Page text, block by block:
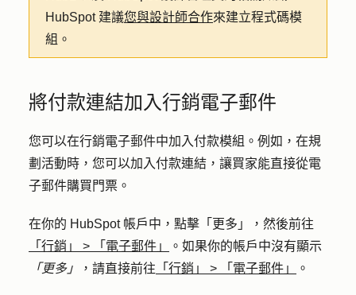
HubSpot 建議您與設計師合作來建立程式碼模
組。
將付款連結加入行銷電子郵件
您可以在行銷電子郵件中加入付款模組。例如，在規
劃活動時，您可以加入付款連結，讓買家能直接從電
子郵件購買門票。
在你的 HubSpot 帳戶中，點擊 「更多」
，然後前往
「行銷」
> 「電子郵件」
。如果你的帳戶中沒有顯示
「更多」
，請直接前往 「行銷」 > 「電子郵件」 。